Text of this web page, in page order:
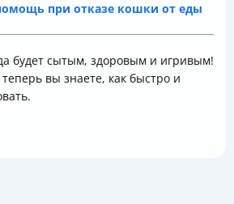
при отказе кошки от еды
будет сытым, здоровым и игривым!
вы знаете, как быстро и